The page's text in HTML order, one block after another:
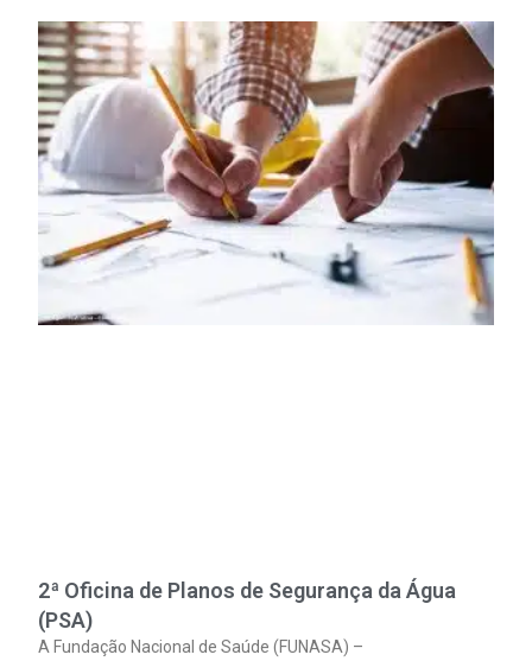
2ª Oficina de Planos de Segurança da Água
(PSA)
A Fundação Nacional de Saúde (FUNASA) –